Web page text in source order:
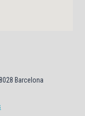
Barcelona